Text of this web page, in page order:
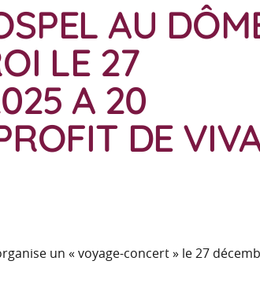
AU
LE 27
A 20
DE
un « voyage-concert » le 27